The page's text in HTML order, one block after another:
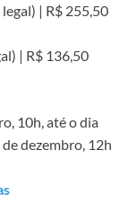
| R$ 255,50
| R$ 136,50
10h, até o dia
de dezembro, 12h